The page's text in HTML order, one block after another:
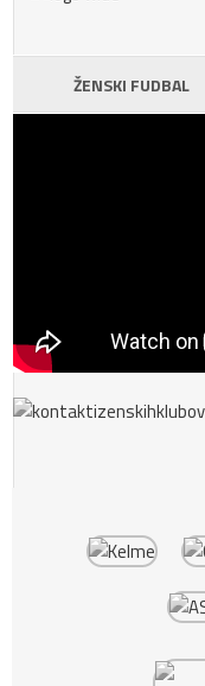
ŽENSKI FUDBAL